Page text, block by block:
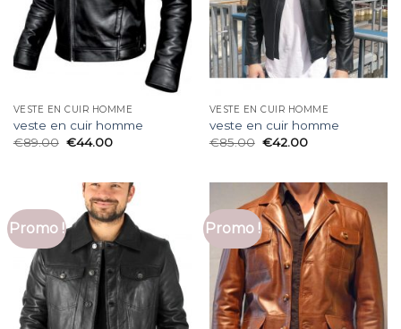
VESTE EN CUIR HOMME
veste en cuir homme
€89.00 €44.00
VESTE EN CUIR HOMME
veste en cuir homme
€85.00 €42.00
Promo ! Promo !